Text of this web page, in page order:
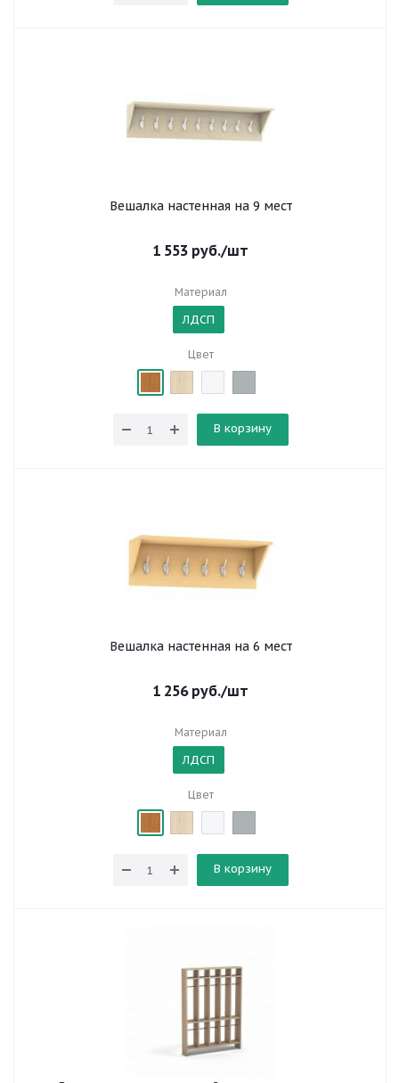
Вешалка настенная на 9 мест
1 553 руб./шт
Материал
ЛДСП
Цвет
В корзину
Вешалка настенная на 6 мест
1 256руб./шт
Материал
ЛДСП
Цвет
В корзину